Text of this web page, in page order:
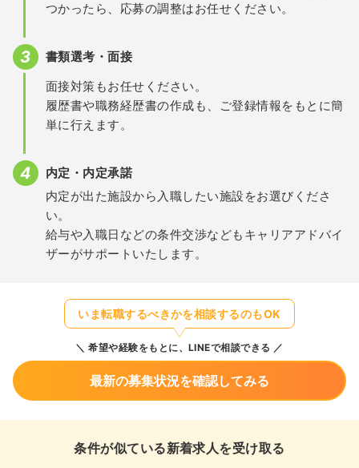
つかったら、応募の調整はお任せください。
書類選考・面接
面接対策もお任せください。
履歴書や職務経歴書の作成も、ご登録情報をもとに簡
単に行えます。
内定・内定承諾
内定が出た施設から入職したい施設をお選びくださ
い。
給与や入職日などの条件交渉などもキャリアアドバイ
ザーがサポートいたします。
いま転職するべきかを相談するのもOK
希望や経験をもとに、LINEで相談できる
最新の募集状況を確認してみる
条件が似ている新着求人を受け取る